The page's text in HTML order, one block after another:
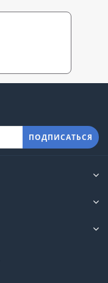
ПОДПИСАТЬСЯ